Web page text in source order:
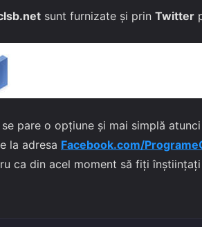
sunt furnizate și prin Twitter
pare o opțiune și mai simplă
la adresa Facebook.com/
ca din acel moment să fiți